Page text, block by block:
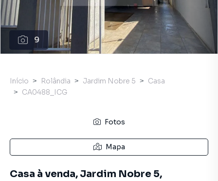
9
Início Rolândia Jardim Nobre 5
Casa
CA0488_ICG
Fotos
Mapa
Casa à venda, Jardim Nobre 5,